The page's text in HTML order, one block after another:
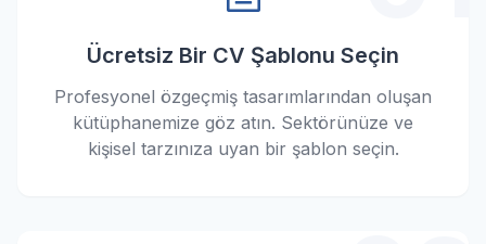
Ücretsiz Bir CV Şablonu Seçin
Profesyonel özgeçmiş tasarımlarından oluşan
kütüphanemize göz atın. Sektörünüze ve
kişisel tarzınıza uyan bir şablon seçin.